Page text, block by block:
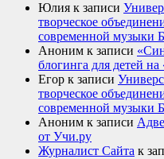
Юлия к записи
творческое
современной
Аноним к записи
блогинга для детей
Егор к записи
творческое
современной
Аноним к записи
от Учи.ру
Журналист Сайта к